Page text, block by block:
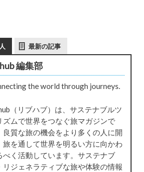
最新の記事
編集部
the world through journeys.
（リブハブ）は、サステナブルツ
ズムで世界をつなぐ旅マガジンで
良質な旅の機会をより多くの人に開
旅を通して世界を明るい方に向かわ
べく活動しています。サステナブ
リジェネラティブな旅や体験の情報